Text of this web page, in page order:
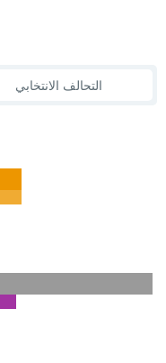
التحالف الانتخابي